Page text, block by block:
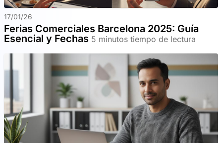
17/01/26
Ferias Comerciales Barcelona 2025: Guía
Esencial y Fechas 5 minutos tiempo de lectura